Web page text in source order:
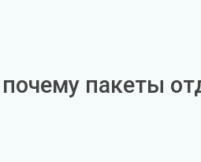
пакеты